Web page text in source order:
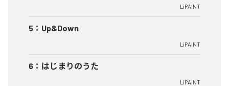
LiPAINT
5 ： Up&Down
LiPAINT
6 ： はじまりのうた
LiPAINT